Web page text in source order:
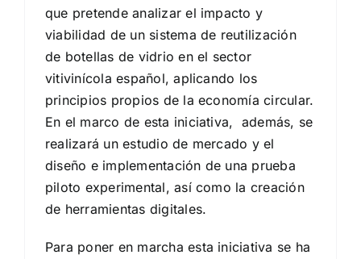
que pretende analizar el impacto y
viabilidad de un sistema de reutilización
de botellas de vidrio en el sector
vitivinícola español, aplicando los
principios propios de la economía circular.
En el marco de esta iniciativa, además, se
realizará un estudio de mercado y el
diseño e implementación de una prueba
piloto experimental, así como la creación
de herramientas digitales.
Para poner en marcha esta iniciativa se ha